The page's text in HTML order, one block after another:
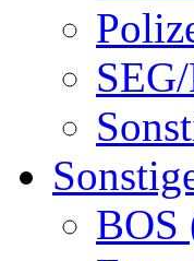
BOS